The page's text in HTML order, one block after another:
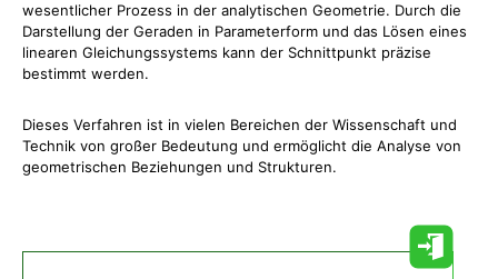
wesentlicher Prozess in der analytischen Geometrie. Durch die
Darstellung der Geraden in Parameterform und das Lösen eines
linearen Gleichungssystems kann der Schnittpunkt präzise
bestimmt werden.
Dieses Verfahren ist in vielen Bereichen der Wissenschaft und
Technik von großer Bedeutung und ermöglicht die Analyse von
geometrischen Beziehungen und Strukturen.